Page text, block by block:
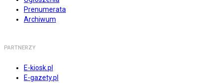
Prenumerata
Archiwum
PARTNERZY
E-kiosk.pl
E-gazety.pl